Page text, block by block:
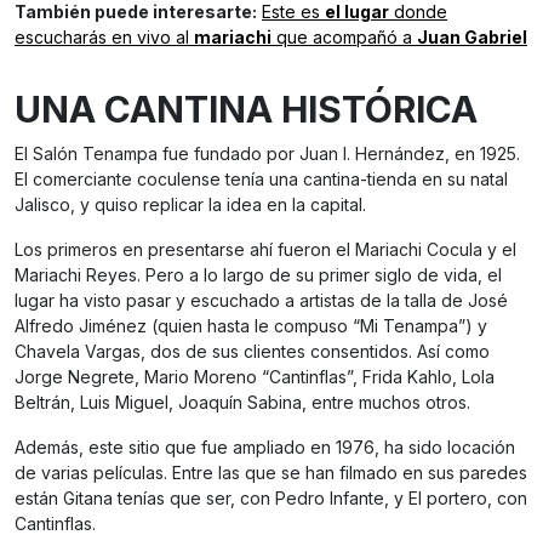
También puede interesarte: Este es el lugar donde
escucharás en vivo al mariachi que acompañó a Juan Gabriel
UNA CANTINA HISTÓRICA
El Salón Tenampa fue fundado por Juan I. Hernández, en 1925.
El comerciante coculense tenía una cantina-tienda en su natal
Jalisco, y quiso replicar la idea en la capital.
Los primeros en presentarse ahí fueron el Mariachi Cocula y el
Mariachi Reyes. Pero a lo largo de su primer siglo de vida, el
lugar ha visto pasar y escuchado a artistas de la talla de José
Alfredo Jiménez (quien hasta le compuso “Mi Tenampa”) y
Chavela Vargas, dos de sus clientes consentidos. Así como
Jorge Negrete, Mario Moreno “Cantinflas”, Frida Kahlo, Lola
Beltrán, Luis Miguel, Joaquín Sabina, entre muchos otros.
Además, este sitio que fue ampliado en 1976, ha sido locación
de varias películas. Entre las que se han filmado en sus paredes
están Gitana tenías que ser, con Pedro Infante, y El portero, con
Cantinflas.